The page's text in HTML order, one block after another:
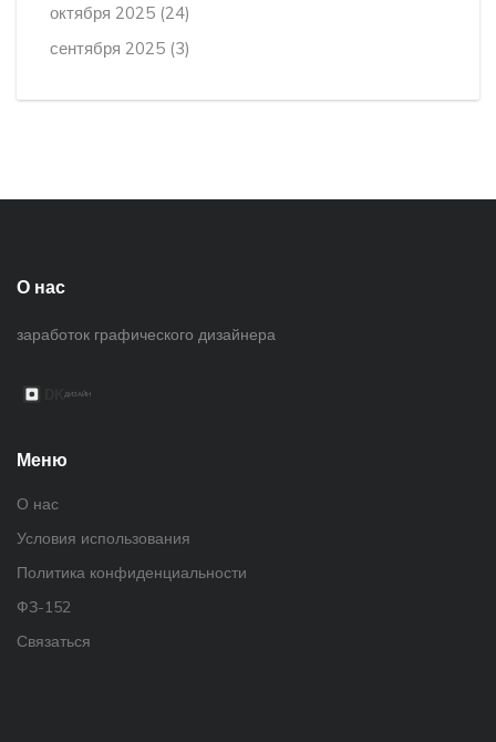
октября 2025 (24)
сентября 2025 (3)
О нас
заработок графического дизайнера
Меню
О нас
Условия использования
Политика конфиденциальности
ФЗ-152
Связаться